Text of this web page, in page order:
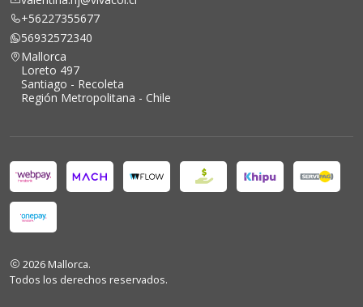
+56227355677
56932572340
Mallorca
Loreto 497
Santiago - Recoleta
Región Metropolitana - Chile
2026 Mallorca.
Todos los derechos reservados.